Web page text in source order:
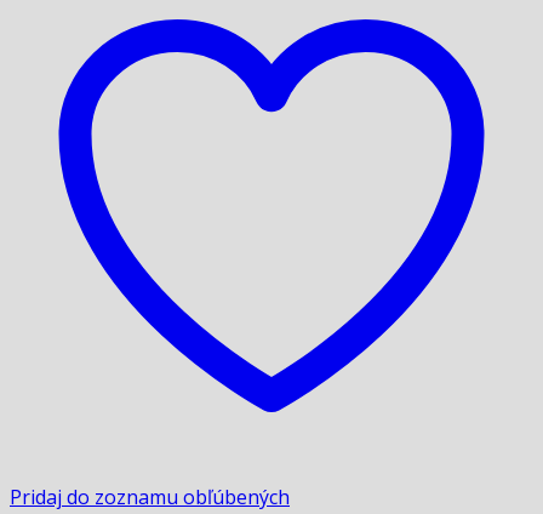
Pridaj do zoznamu obľúbených